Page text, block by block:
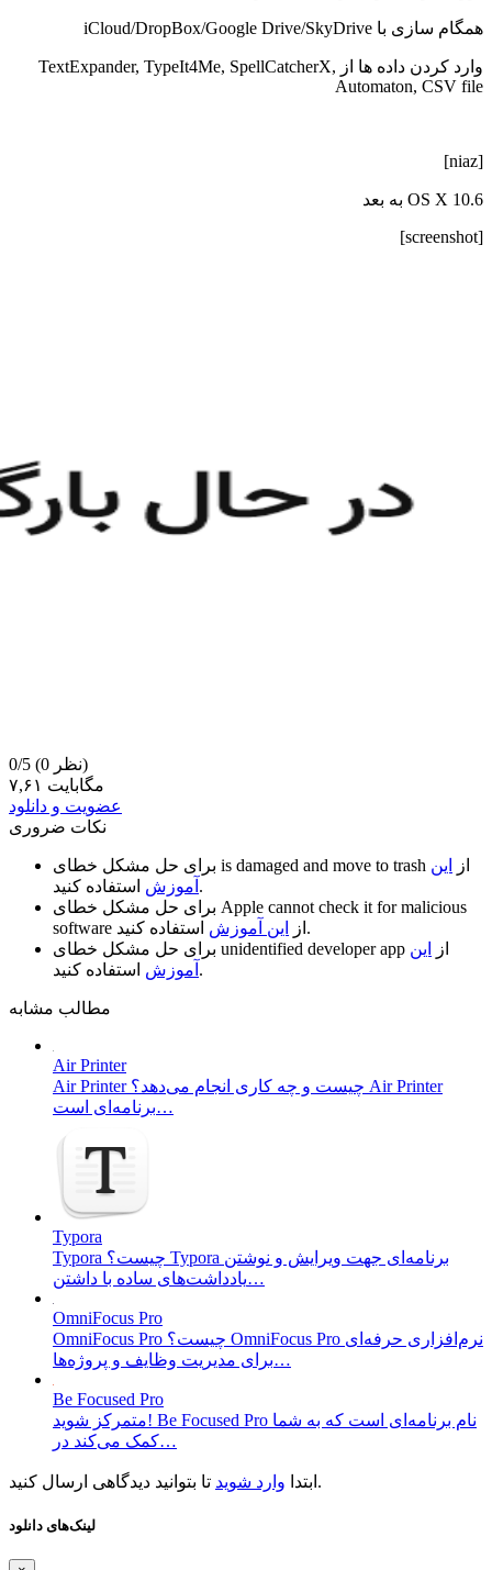
همگام سازی با iCloud/DropBox/Google Drive/SkyDrive
وارد کردن داده ها از TextExpander, TypeIt4Me, SpellCatcherX,
Automaton, CSV file
[niaz]
OS X 10.6 به بعد
[screenshot]
0/5
(0 نظر)
۷,۶۱ مگابایت
عضویت و دانلود
نکات ضروری
is damaged and move to trash از
این
آموزش استفاده کنید.
Apple cannot check it for malicious
software
از این آموزش
استفاده کنید.
unidentified developer app از
این
آموزش استفاده کنید.
مطالب مشابه
Air Printer
Air Printer چیست و چه کاری انجام می‌دهد؟ Air Printer
برنامه‌ای است…
Typora
Typora چیست؟ Typora برنامه‌ای جهت ویرایش و نوشتن
یادداشت‌های ساده با داشتن…
OmniFocus Pro
OmniFocus Pro چیست؟ OmniFocus Pro نرم‌افزاری حرفه‌ای
برای مدیریت وظایف و پروژه‌ها…
Be Focused Pro
متمرکز شوید! Be Focused Pro نام برنامه‌ای است که به شما
کمک می‌کند در…
ابتدا وارد شوید تا بتوانید دیدگاهی ارسال کنید.
لینک‌های دانلود